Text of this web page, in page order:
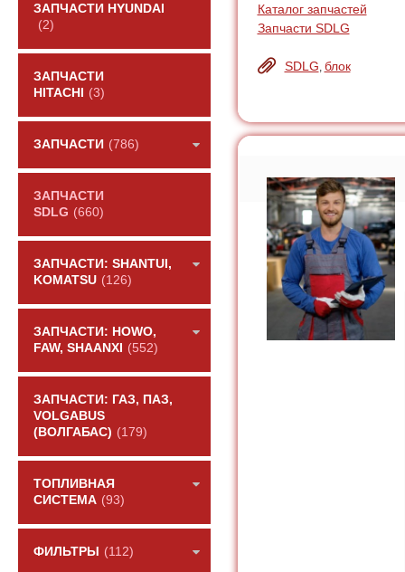
ЗАПЧАСТИ HYUNDAI
(2)
ЗАПЧАСТИ
HITACHI
(3)
ЗАПЧАСТИ (786)
ЗАПЧАСТИ
SDLG (660)
ЗАПЧАСТИ: SHANTUI,
KOMATSU (126)
ЗАПЧАСТИ: HOWO,
FAW, SHAANXI
(552)
ЗАПЧАСТИ: ГАЗ, ПАЗ,
VOLGABUS
(ВОЛГАБАС) (179)
ТОПЛИВНАЯ
СИСТЕМА (93)
ФИЛЬТРЫ (112)
Каталог запчастей
Запчасти SDLG
SDLG блок